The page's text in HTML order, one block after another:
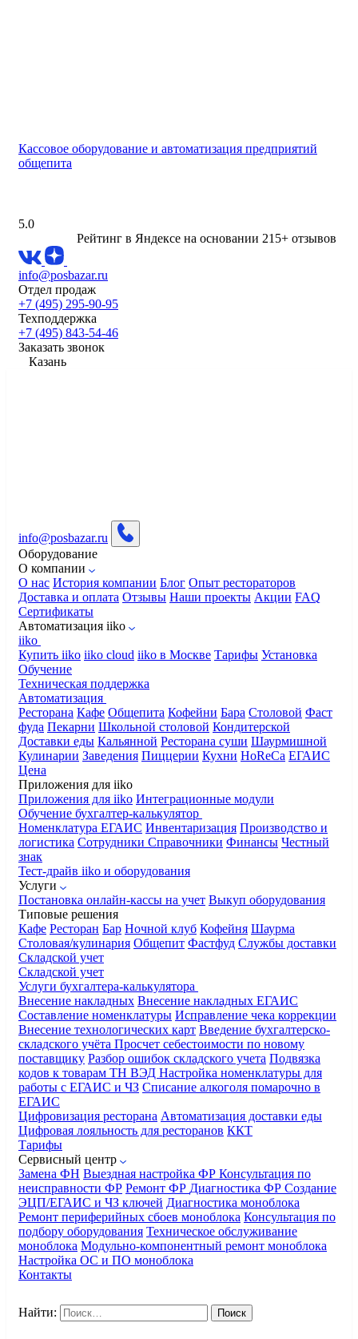
Кассовое оборудование и автоматизация предприятий
общепита
5.0
Рейтинг в Яндексе на основании 215+ отзывов
info@posbazar.ru
Отдел продаж
+7 (495) 295-90-95
Техподдержка
+7 (495) 843-54-46
Заказать звонок
Казань
info@posbazar.ru
Оборудование
О компании
О нас История компании Блог Опыт рестораторов
Доставка и оплата Отзывы Наши проекты Акции FAQ
Сертификаты
Автоматизация iiko
iiko
Купить iiko iiko cloud iiko в Москве Тарифы Установка
Обучение
Техническая поддержка
Автоматизация
Ресторана Кафе Общепита Кофейни Бара Столовой Фаст
фуда Пекарни Школьной столовой Кондитерской
Доставки еды Кальянной Ресторана суши Шаурмишной
Кулинарии Заведения Пиццерии Кухни HoReCa ЕГАИС
Цена
Приложения для iiko
Приложения для iiko Интеграционные модули
Обучение бухгалтер-калькулятор
Номенклатура ЕГАИС Инвентаризация Производство и
логистика Сотрудники Справочники Финансы Честный
знак
Тест-драйв iiko и оборудования
Услуги
Постановка онлайн-кассы на учет Выкуп оборудования
Типовые решения
Кафе Ресторан Бар Ночной клуб Кофейня Шаурма
Столовая/кулинария Общепит Фастфуд Службы доставки
Складской учет
Складской учет
Услуги бухгалтера-калькулятора
Внесение накладных Внесение накладных ЕГАИС
Составление номенклатуры Исправление чека коррекции
Внесение технологических карт Введение бухгалтерско-
складского учёта Просчет себестоимости по новому
поставщику Разбор ошибок складского учета Подвязка
кодов к товарам ТН ВЭД Настройка номенклатуры для
работы с ЕГАИС и ЧЗ Списание алкоголя помарочно в
ЕГАИС
Цифровизация ресторана Автоматизация доставки еды
Цифровая лояльность для ресторанов ККТ
Тарифы
Сервисный центр
Замена ФН Выездная настройка ФР Консультация по
неисправности ФР Ремонт ФР Диагностика ФР Создание
ЭЦП/ЕГАИС и ЧЗ ключей Диагностика моноблока
Ремонт периферийных сбоев моноблока Консультация по
подбору оборудования Техническое обслуживание
моноблока Модульно-компонентный ремонт моноблока
Настройка ОС и ПО моноблока
Контакты
Найти: